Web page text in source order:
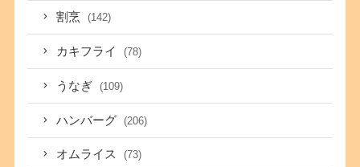
割烹 (142)
カキフライ (78)
うなぎ (109)
ハンバーグ (206)
オムライス (73)